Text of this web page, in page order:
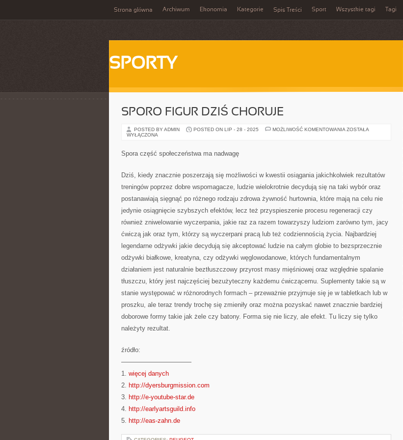
Strona główna Archiwum Ekonomia Kategorie Spis Treści Sport Wszystkie tagi Tagi
SPORTY
SPORO FIGUR DZIŚ CHORUJE
POSTED BY ADMIN POSTED ON LIP - 28 - 2025 MOŻLIWOŚĆ KOMENTOWANIA SPORO
ZOSTAŁA
WYŁĄCZONA
Spora część społeczeństwa ma nadwagę
Dziś, kiedy znacznie poszerzają się możliwości w kwestii osiągania jakichkolwiek rezultatów
treningów poprzez dobre wspomagacze, ludzie wielokrotnie decydują się na taki wybór oraz
postanawiają sięgnąć po różnego rodzaju zdrowa żywność hurtownia, które mają na celu nie
jedynie osiągnięcie szybszych efektów, lecz też przyspieszenie procesu regeneracji czy
również zniwelowanie wyczerpania, jakie raz za razem towarzyszy ludziom zarówno tym, jacy
ćwiczą jak oraz tym, którzy są wyczerpani pracą lub też codziennością życia. Najbardziej
legendarne odżywki jakie decydują się akceptować ludzie na całym globie to bezsprzecznie
odżywki białkowe, kreatyna, czy odżywki węglowodanowe, których fundamentalnym
działaniem jest naturalnie beztłuszczowy przyrost masy mięśniowej oraz względnie spalanie
tłuszczu, który jest najczęściej bezużyteczny każdemu ćwiczącemu. Suplementy takie są w
stanie występować w różnorodnych formach – przeważnie przyjmuje się je w tabletkach lub w
proszku, ale teraz trendy trochę się zmieniły oraz można pozyskać nawet znacznie bardziej
doborowe formy takie jak żele czy batony. Forma się nie liczy, ale efekt. Tu liczy się tylko
należyty rezultat.
źródło:
———————————
1. więcej danych
2. http://dyersburgmission.com
3. http://e-youtube-star.de
4. http://earlyartsguild.info
5. http://eas-zahn.de